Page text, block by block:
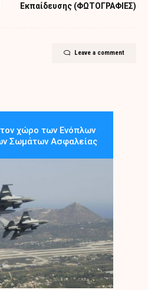
Εκπαίδευσης (ΦΩΤΟΓΡΑΦΙΕΣ)
Leave a comment
χώρο των Ενόπλων
Σωμάτων Ασφαλείας